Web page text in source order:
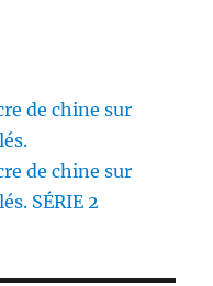
de chine sur
de chine sur
SÉRIE 2